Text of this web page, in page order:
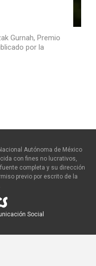
Gurnah, Premio
por la
Autónoma de México
con fines no lucrativos,
completa y su dirección
previo por escrito de la
Social